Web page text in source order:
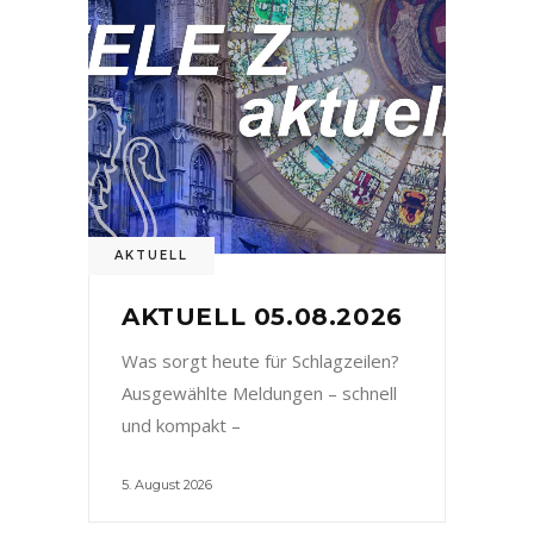
AKTUELL
AKTUELL 05.08.2026
Was sorgt heute für Schlagzeilen?
Ausgewählte Meldungen – schnell
und kompakt –
5. August 2026